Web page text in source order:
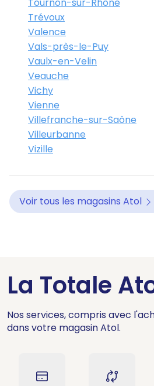
Trévoux
Valence
Vals-près-le-Puy
Vaulx-en-Velin
Veauche
Vichy
Vienne
Villefranche-sur-Saône
Villeurbanne
Vizille
Voir tous les magasins Atol
La Totale
Nos services, compris avec
dans votre magasin Atol.